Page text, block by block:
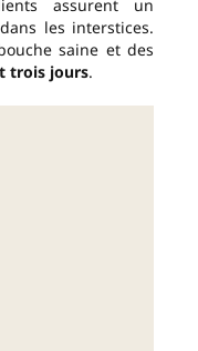
assurent un
les interstices.
saine et des
trois jours.